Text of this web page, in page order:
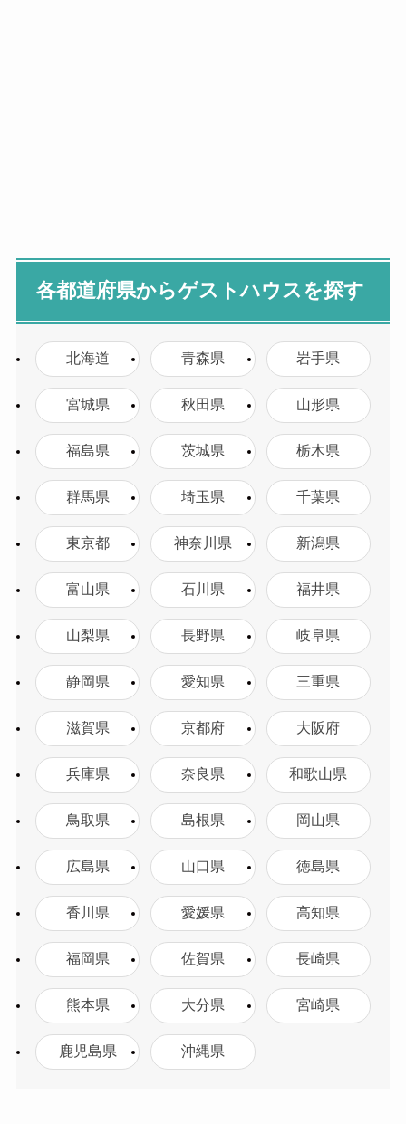
各都道府県からゲストハウスを探す
北海道 青森県 岩手県
宮城県 秋田県 山形県
福島県 茨城県 栃木県
群馬県 埼玉県 千葉県
東京都 神奈川県 新潟県
富山県 石川県 福井県
山梨県 長野県 岐阜県
静岡県 愛知県 三重県
滋賀県 京都府 大阪府
兵庫県 奈良県 和歌山県
鳥取県 島根県 岡山県
広島県 山口県 徳島県
香川県 愛媛県 高知県
福岡県 佐賀県 長崎県
熊本県 大分県 宮崎県
鹿児島県 沖縄県